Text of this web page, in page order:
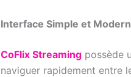
Interface Simple et
CoFlix Streaming possède
naviguer rapidement entre